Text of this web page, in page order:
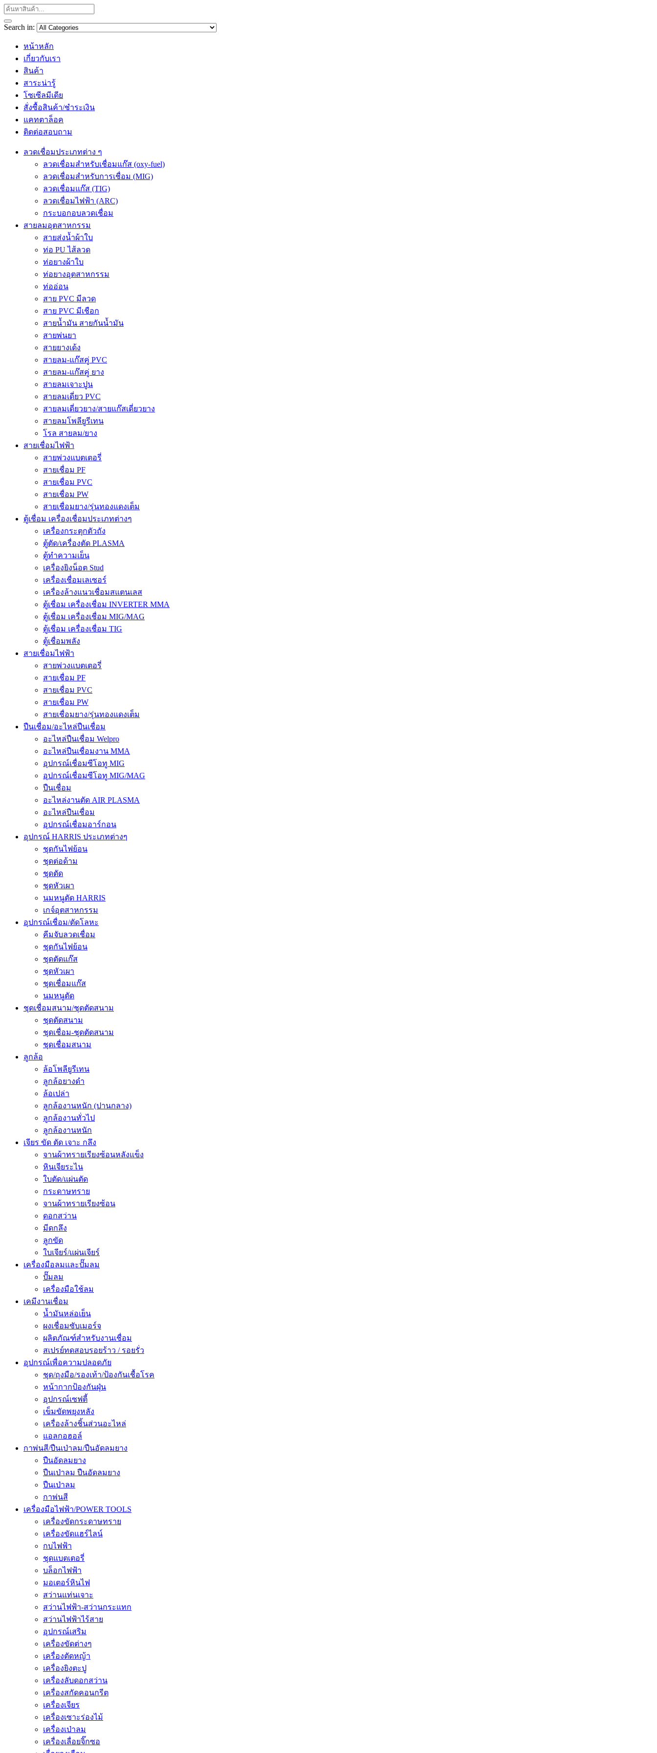
Search in:
หน้าหลัก
เกี่ยวกับเรา
สินค้า
สาระน่ารู้
โซเซีลมีเดีย
สั่งซื้อสินค้า/ชำระเงิน
แคทตาล็อค
ติดต่อสอบถาม
ลวดเชื่อมประเภทต่าง ๆ
ลวดเชื่อมสำหรับเชื่อมแก๊ส (oxy-fuel)
ลวดเชื่อมสำหรับการเชื่อม (MIG)
ลวดเชื่อมแก๊ส (TIG)
ลวดเชื่อมไฟฟ้า (ARC)
กระบอกอบลวดเชื่อม
สายลมอุตสาหกรรม
สายส่งน้ำผ้าใบ
ท่อ PU ไส้ลวด
ท่อยางผ้าใบ
ท่อยางอุตสาหกรรม
ท่ออ่อน
สาย PVC มีลวด
สาย PVC มีเชือก
สายน้ำมัน สายกันน้ำมัน
สายพ่นยา
สายยางเด้ง
สายลม-แก๊สคู่ PVC
สายลม-แก๊สคู่ ยาง
สายลมเจาะปูน
สายลมเดี่ยว PVC
สายลมเดี่ยวยาง/สายแก๊สเดี่ยวยาง
สายลมโพลียูรีเทน
โรล สายลม/ยาง
สายเชื่อมไฟฟ้า
สายพ่วงแบตเตอรี่
สายเชื่อม PF
สายเชื่อม PVC
สายเชื่อม PW
สายเชื่อมยาง/รุ่นทองแดงเต็ม
ตู้เชื่อม เครื่องเชื่อมประเภทต่างๆ
เครื่องกระตุกตัวถัง
ตู้ตัด/เครื่องตัด PLASMA
ตู้ทำความเย็น
เครื่องยิงน็อต Stud
เครื่องเชื่อมเลเซอร์
เครื่องล้างแนวเชื่อมสแตนเลส
ตู้เชื่อม เครื่องเชื่อม INVERTER MMA
ตู้เชื่อม เครื่องเชื่อม MIG/MAG
ตู้เชื่อม เครื่องเชื่อม TIG
ตู้เชื่อมพลัง
สายเชื่อมไฟฟ้า
สายพ่วงแบตเตอรี่
สายเชื่อม PF
สายเชื่อม PVC
สายเชื่อม PW
สายเชื่อมยาง/รุ่นทองแดงเต็ม
ปืนเชื่อม/อะไหล่ปืนเชื่อม
อะไหล่ปืนเชื่อม Welpro
อะไหล่ปืนเชื่อมงาน MMA
อุปกรณ์เชื่อมซีโอทู MIG
อุปกรณ์เชื่อมซีโอทู MIG/MAG
ปืนเชื่อม
อะไหล่งานตัด AIR PLASMA
อะไหล่ปืนเชื่อม
อุปกรณ์เชื่อมอาร์กอน
อุปกรณ์ HARRIS ประเภทต่างๆ
ชุดกันไฟย้อน
ชุดต่อด้าม
ชุดตัด
ชุดหัวเผา
นมหนูตัด HARRIS
เกจ์อุตสาหกรรม
อุปกรณ์เชื่อม/ตัดโลหะ
คีมจับลวดเชื่อม
ชุดกันไฟย้อน
ชุดตัดแก๊ส
ชุดหัวเผา
ชุดเชื่อมแก๊ส
นมหนูตัด
ชุดเชื่อมสนาม/ชุดตัดสนาม
ชุดตัดสนาม
ชุดเชื่อม-ชุดตัดสนาม
ชุดเชื่อมสนาม
ลูกล้อ
ล้อโพลียูรีเทน
ลูกล้อยางดำ
ล้อเปล่า
ลูกล้องานหนัก (ปานกลาง)
ลูกล้องานทั่วไป
ลูกล้องานหนัก
เจียร ขัด ตัด เจาะ กลึง
จานผ้าทรายเรียงซ้อนหลังแข็ง
หินเจียระไน
ใบตัด/แผ่นตัด
กระดาษทราย
จานผ้าทรายเรียงซ้อน
ดอกสว่าน
มีดกลึง
ลูกขัด
ใบเจียร์/แผ่นเจียร์
เครื่องมือลมและปั๊มลม
ปั๊มลม
เครื่องมือใช้ลม
เคมีงานเชื่อม
น้ำมันหล่อเย็น
ผงเชื่อมซับเมอร์จ
ผลิตภัณฑ์สำหรับงานเชื่อม
สเปรย์ทดสอบรอยร้าว / รอยรั่ว
อุปกรณ์เพื่อความปลอดภัย
ชุด/ถุงมือ/รองเท้า/ป้องกันเชื้อโรค
หน้ากากป้องกันฝุ่น
อุปกรณ์เซฟตี้
เข็มขัดพยุงหลัง
เครื่องล้างชิ้นส่วนอะไหล่
แอลกอฮอล์
กาพ่นสี/ปืนเป่าลม/ปืนอัดลมยาง
ปืนอัดลมยาง
ปืนเป่าลม ปืนอัดลมยาง
ปืนเป่าลม
กาพ่นสี
เครื่องมือไฟฟ้า/POWER TOOLS
เครื่องขัดกระดาษทราย
เครื่องขัดแฮร์ไลน์
กบไฟฟ้า
ชุดแบตเตอรี่
บล็อกไฟฟ้า
มอเตอร์หินไฟ
สว่านแท่นเจาะ
สว่านไฟฟ้า-สว่านกระแทก
สว่านไฟฟ้าไร้สาย
อุปกรณ์เสริม
เครื่องขัดต่างๆ
เครื่องตัดหญ้า
เครื่องยิงตะปู
เครื่องลับดอกสว่าน
เครื่องสกัดคอนกรีต
เครื่องเจียร
เครื่องเซาะร่องไม้
เครื่องเป่าลม
เครื่องเลื่อยจิ๊กซอ